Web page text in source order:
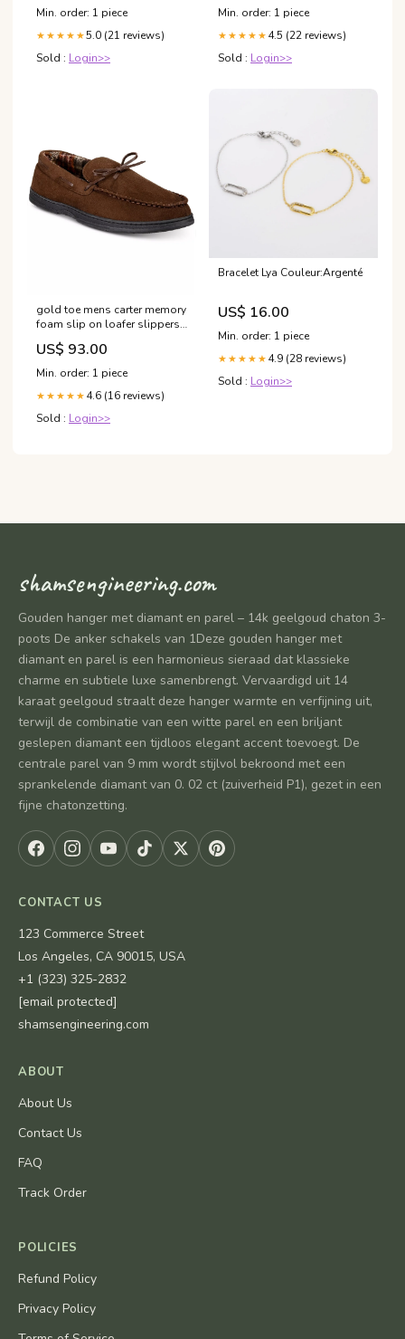
Min. order: 1 piece
★★★★★5.0 (21 reviews)
Sold : Login>>
Min. order: 1 piece
★★★★★ 4.5 (22 reviews)
Sold : Login>>
gold toe mens carter memory
foam slip on loafer slippers
brown size medium
Related_LETO12P100
US$ 93.00
Min. order: 1 piece
★★★★★ 4.6 (16 reviews)
Sold : Login>>
Bracelet Lya Couleur:Argenté
US$ 16.00
Min. order: 1 piece
★★★★★ 4.9 (28 reviews)
Sold : Login>>
shamsengineering.com
Gouden hanger met diamant en parel – 14k geelgoud chaton 3-
poots De anker schakels van 1Deze gouden hanger met
diamant en parel is een harmonieus sieraad dat klassieke
charme en subtiele luxe samenbrengt. Vervaardigd uit 14
karaat geelgoud straalt deze hanger warmte en verfijning uit,
terwijl de combinatie van een witte parel en een briljant
geslepen diamant een tijdloos elegant accent toevoegt. De
centrale parel van 9 mm wordt stijlvol bekroond met een
sprankelende diamant van 0. 02 ct (zuiverheid P1), gezet in een
fijne chatonzetting.
CONTACT US
123 Commerce Street
Los Angeles, CA 90015, USA
+1 (323) 325-2832
[email protected]
shamsengineering.com
ABOUT
About Us
Contact Us
FAQ
Track Order
POLICIES
Refund Policy
Privacy Policy